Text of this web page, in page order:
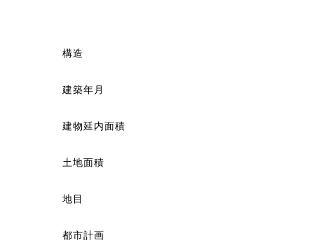
構造
建築年月
建物延内面積
土地面積
地目
都市計画